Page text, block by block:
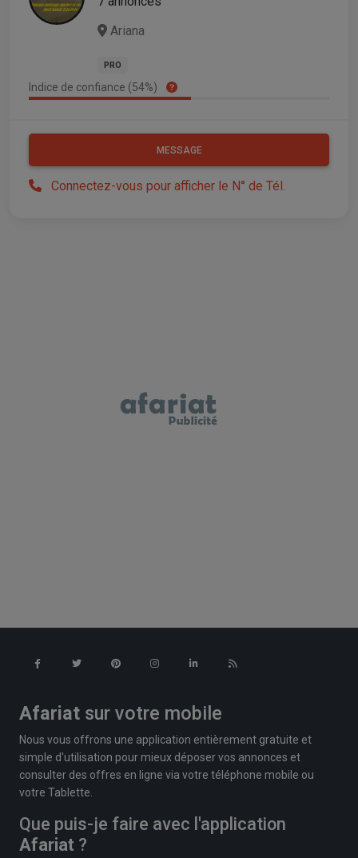
Ariana
PRO
Indice de confiance (54%)
MESSAGE
Connectez-vous pour afficher le N° de Tél.
Afariat sur votre mobile
Nous vous offrons une application entièrement gratuite et
simple d'utilisation pour mieux déposer vos annonces et
consulter des offres en ligne via votre téléphone mobile ou
votre Tablette.
Que puis-je faire avec l'application
Afariat ?